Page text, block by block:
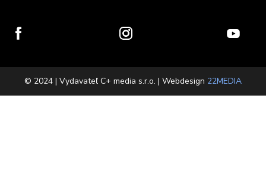
© 2024 | Vydavateľ C+ media s.r.o. | Webdesign 22MEDIA